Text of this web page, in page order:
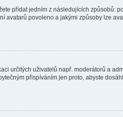
přidat jedním z následujících způsobů:
avatarů povoleno a jakými způsoby lze
určitých uživatelů např. moderátorů a
přispíváním jen proto, abyste